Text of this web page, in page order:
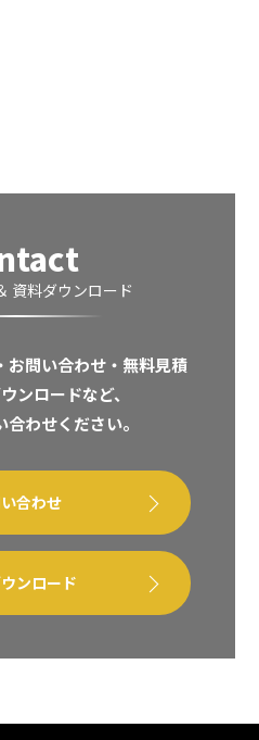
資料ダウンロード
お問い合わせ・無料見積
ンロードなど、
わせください。
合わせ
ンロード